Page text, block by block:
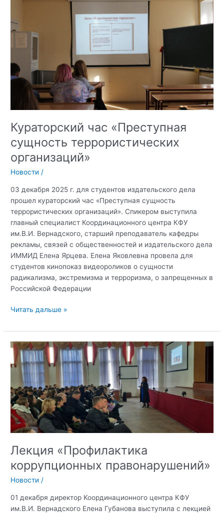
День
Героев
Кураторский час «Преступная
сущность террористических
организаций»
Новости /
03 декабря 2025 г. для студентов издательского дела
прошел кураторский час «Преступная сущность
террористических организаций». Спикером выступила
главный специалист Координационного центра КФУ
им.В.И. Вернадского, старший преподаватель кафедры
рекламы, связей с общественностей и издательского дела
ИММИД Елена Ярцева. Елена Яковлевна провела для
студентов кинопоказ видеороликов о сущности
радикализма, экстремизма и терроризма, о запрещенных в
Российской Федерации
Кураторский
«Преступная
сущность
террористических
организаций»
Читать дальше »
Лекция «Профилактика
коррупционных правонарушений»
Новости /
01 декабря директор Координационного центра КФУ
им.В.И. Вернадского Елена Губанова выступила с лекцией